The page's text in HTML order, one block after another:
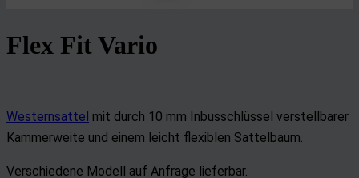
Flex Fit Vario
Westernsattel mit durch 10 mm Inbusschlüssel verstellbarer
Kammerweite und einem leicht flexiblen Sattelbaum.
Verschiedene Modell auf Anfrage lieferbar.